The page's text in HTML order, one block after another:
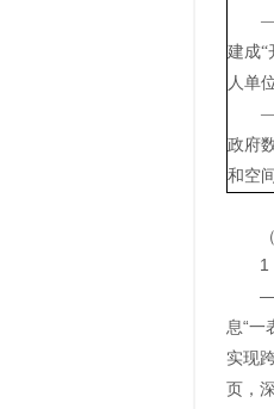
建成“
人单
政府
和空
1
息“一
实现
页，